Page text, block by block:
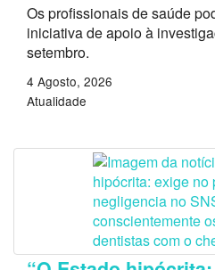
Os profissionais de saúde
iniciativa de apoio à
setembro.
4 Agosto, 2026
Atualidade